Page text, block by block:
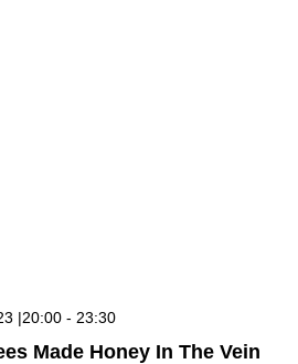
Made Honey In The Vein
|20:00 - 23:30